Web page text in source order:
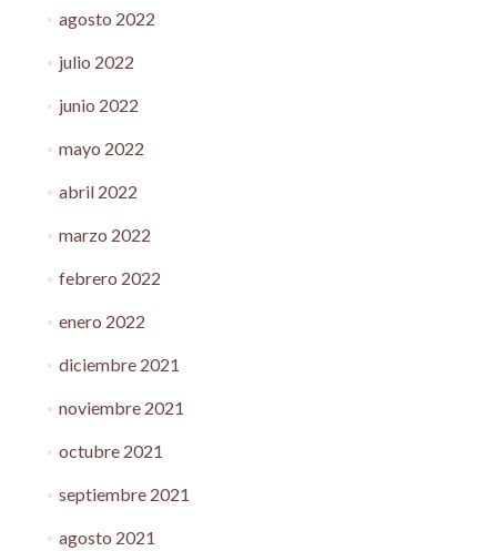
agosto 2022
julio 2022
junio 2022
mayo 2022
abril 2022
marzo 2022
febrero 2022
enero 2022
diciembre 2021
noviembre 2021
octubre 2021
septiembre 2021
agosto 2021